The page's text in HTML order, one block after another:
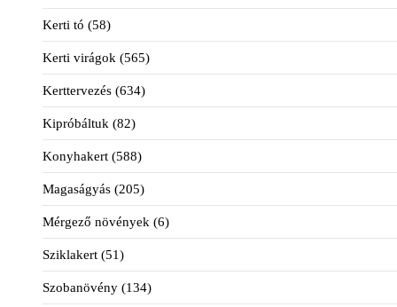
Kerti tó (58)
Kerti virágok (565)
Kerttervezés (634)
Kipróbáltuk (82)
Konyhakert (588)
Magaságyás (205)
Mérgező növények (6)
Sziklakert (51)
Szobanövény (134)